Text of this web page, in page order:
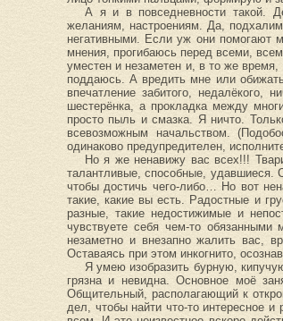
А я и в повседневности такой.
желаниям, настроениям. Да,
негативными. Если уж они помогают
мнения, прогибаюсь перед всеми,
уместен и незаметен и, в то же
поддаюсь. А вредить мне или
впечатление забитого,
шестерёнка, а прокладка между
просто пыль и смазка. Я ничто.
всевозможным начальством.
одинаково предупредителен,
Но я же ненавижу вас всех!!!
талантливые, способные,
чтобы достичь чего-либо… Но вот
такие, какие вы есть. Радостные и
разные, такие недостижимые и
чувствуете себя чем-то
незаметно и внезапно жалить вас,
Оставаясь при этом инкогнито,
Я умею изобразить бурную,
грязна и невидна. Основное моё
Общительный, располагающий к
дел, чтобы найти что-то интересное